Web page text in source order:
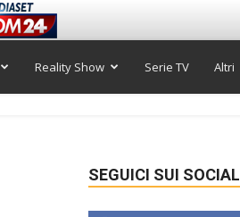
Reality Show Serie TV Altri
SEGUICI SUI SOCIAL